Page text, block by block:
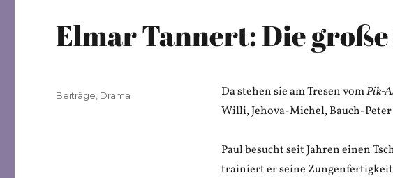
Elmar Tannert: Die
Da stehen sie am Tresen vomPik-
Willi, Jehova-Michel, Bauch-Peter
Paul besucht seit Jahren einen
trainiert er seine
Veröffentlicht
Kategorien
Beiträge Drama